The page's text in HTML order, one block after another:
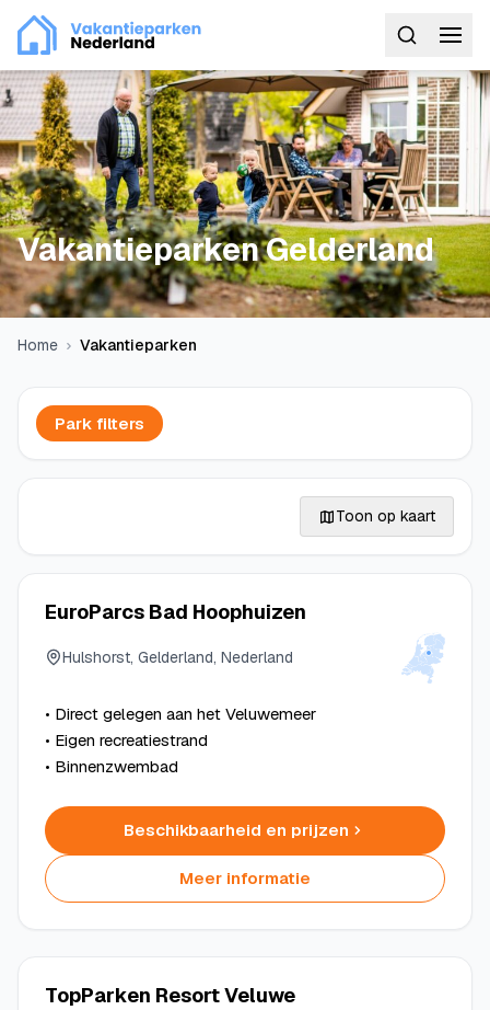
Vakantieparken Gelderland
Home Vakantieparken
Park filters
Toon op kaart
EuroParcs Bad Hoophuizen
Hulshorst, Gelderland, Nederland
• Direct gelegen aan het Veluwemeer
• Eigen recreatiestrand
• Binnenzwembad
Beschikbaarheid en prijzen
Meer informatie
TopParken Resort Veluwe